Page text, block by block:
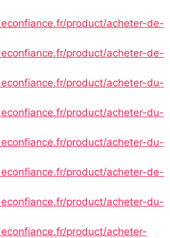
product/acheter-de-
product/acheter-de-
product/acheter-du-
product/acheter-du-
product/acheter-du-
product/acheter-de-
product/acheter-du-
product/acheter-